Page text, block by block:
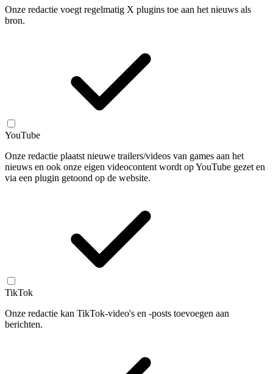
Onze redactie voegt regelmatig X plugins toe aan het nieuws als
bron.
YouTube
Onze redactie plaatst nieuwe trailers/videos van games aan het
nieuws en ook onze eigen videocontent wordt op YouTube gezet en
via een plugin getoond op de website.
TikTok
Onze redactie kan TikTok-video's en -posts toevoegen aan
berichten.